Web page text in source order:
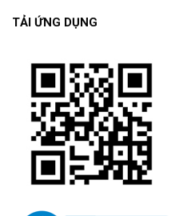
TẢI ỨNG DỤNG